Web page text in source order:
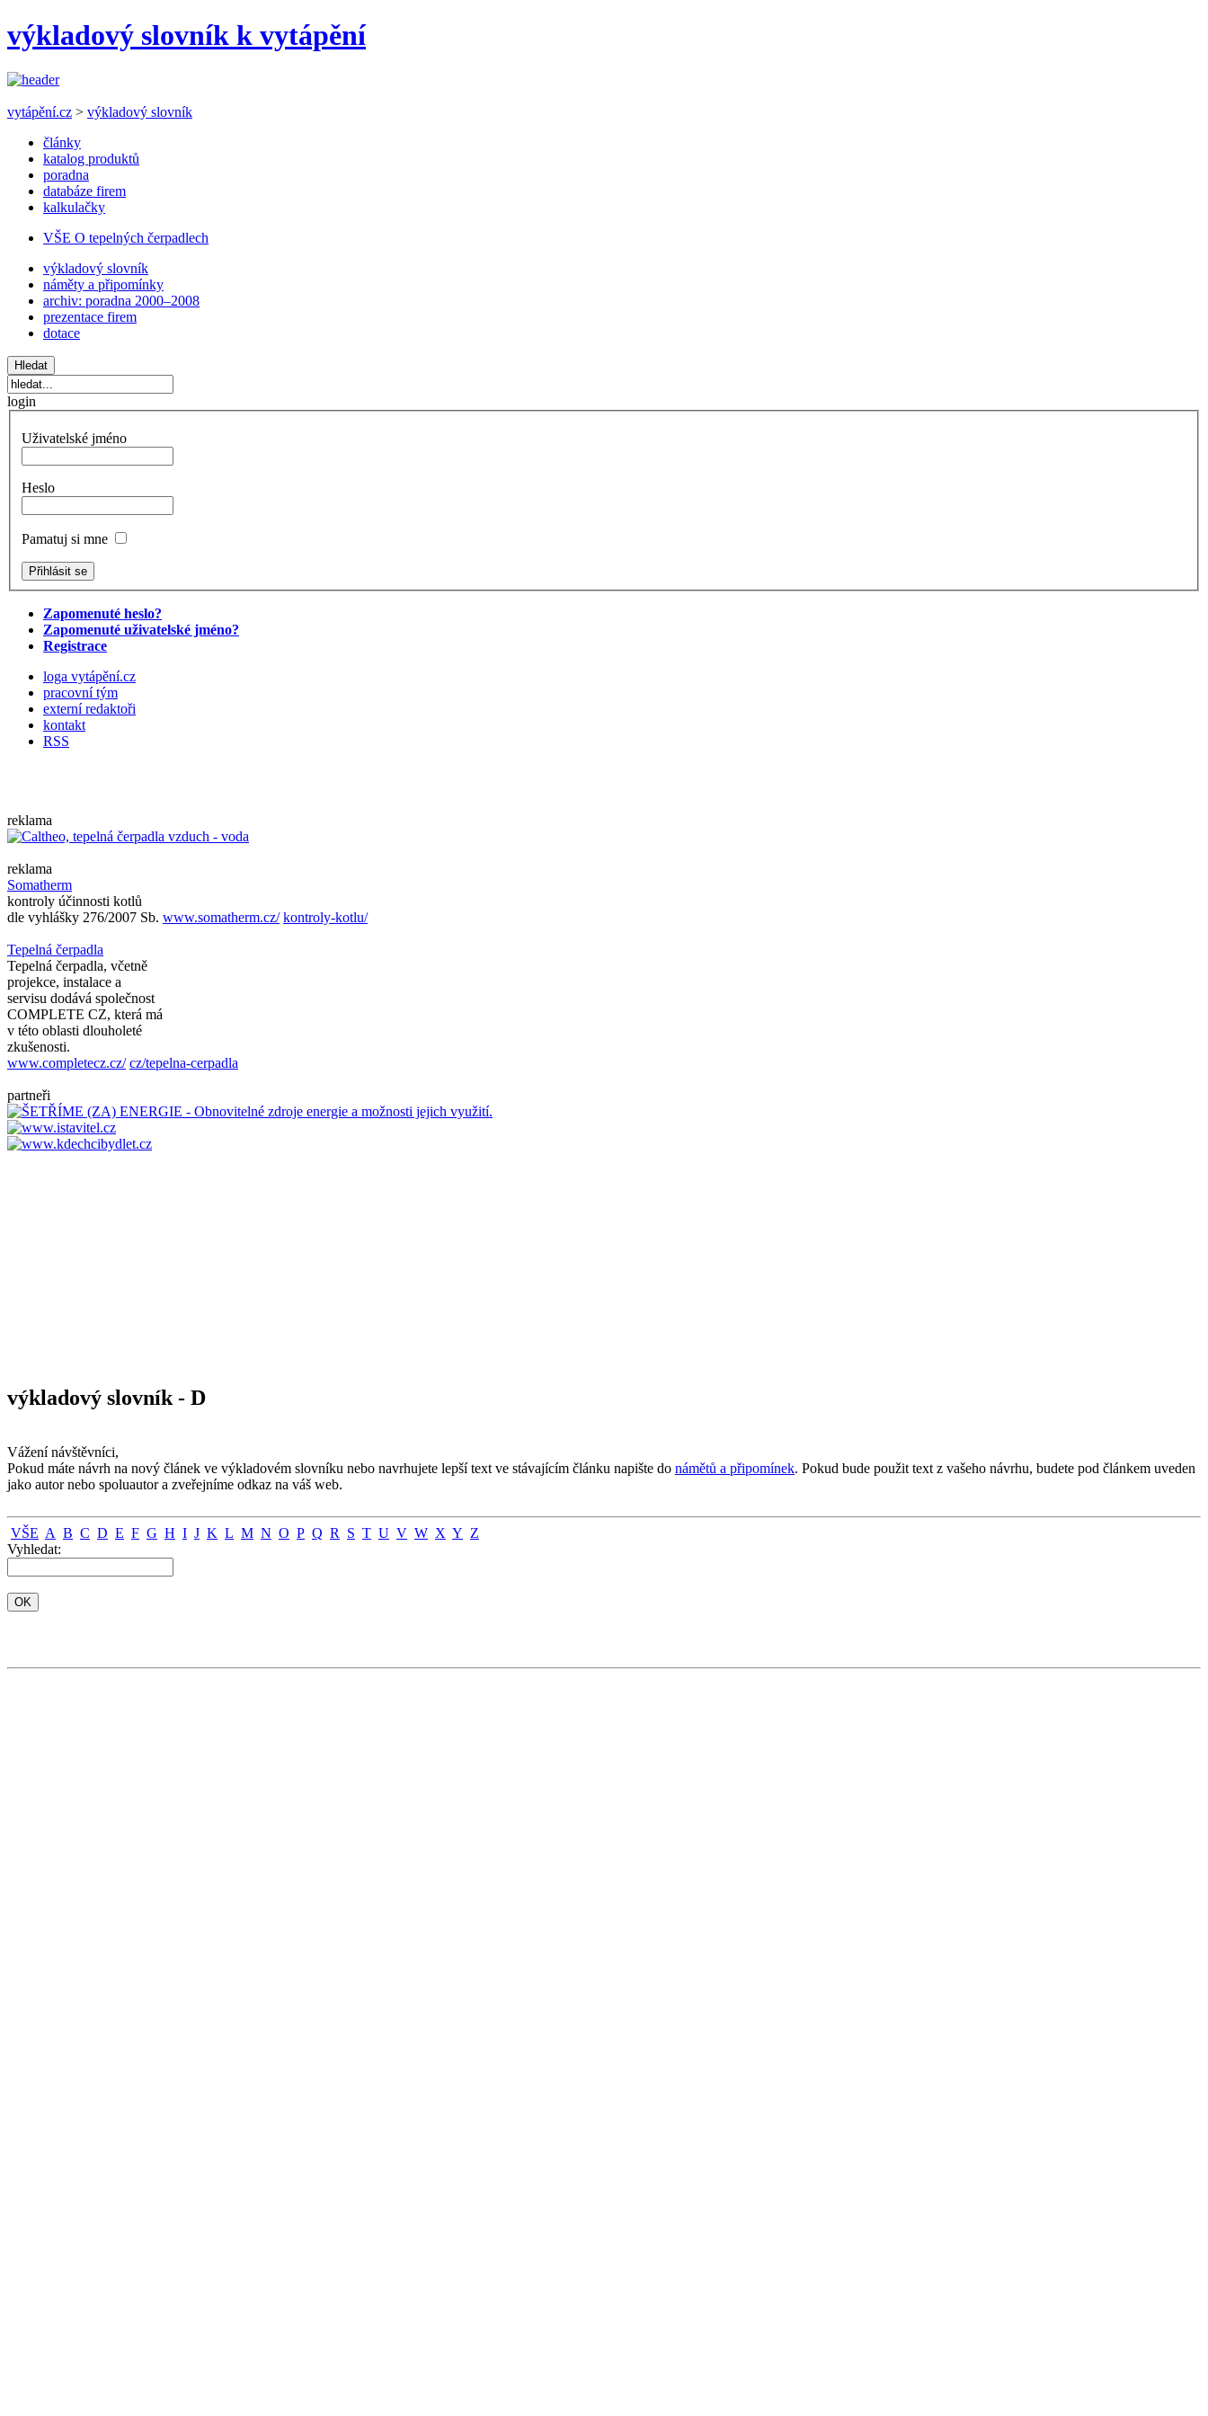
výkladový slovník k vytápění
vytápění.cz > výkladový slovník
články
katalog produktů
poradna
databáze firem
kalkulačky
VŠE O tepelných čerpadlech
výkladový slovník
náměty a připomínky
archiv: poradna 2000–2008
prezentace firem
dotace
login
Uživatelské jméno
Heslo
Pamatuj si mne
Zapomenuté heslo?
Zapomenuté uživatelské jméno?
Registrace
loga vytápění.cz
pracovní tým
externí redaktoři
kontakt
RSS
reklama
reklama
Somatherm
kontroly účinnosti kotlů
dle vyhlášky 276/2007 Sb. www.somatherm.cz/ kontroly-kotlu/
Tepelná čerpadla
Tepelná čerpadla, včetně
projekce, instalace a
servisu dodává společnost
COMPLETE CZ, která má
v této oblasti dlouholeté
zkušenosti.
www.completecz.cz/ cz/tepelna-cerpadla
partneři
výkladový slovník - D
Vážení návštěvníci,
Pokud máte návrh na nový článek ve výkladovém slovníku nebo navrhujete lepší text ve stávajícím článku napište do námětů a připomínek. Pokud bude použit text z vašeho návrhu, budete pod článkem uveden
jako autor nebo spoluautor a zveřejníme odkaz na váš web.
VŠE A B C D E F G H I J K L M N O P Q R S T U V W X Y Z
Vyhledat: